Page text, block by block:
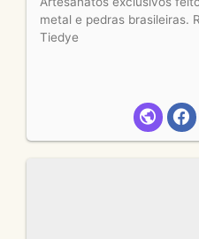
metal e pedras brasileiras.
Tiedye